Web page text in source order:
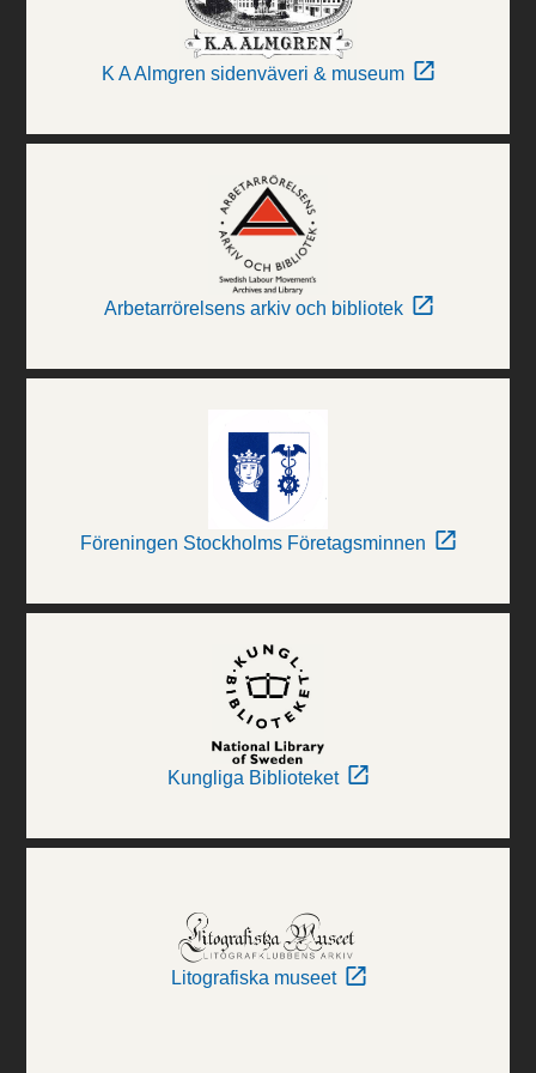
K A Almgren sidenväveri & museum
Arbetarrörelsens arkiv och bibliotek
Föreningen Stockholms Företagsminnen
Kungliga Biblioteket
Litografiska museet